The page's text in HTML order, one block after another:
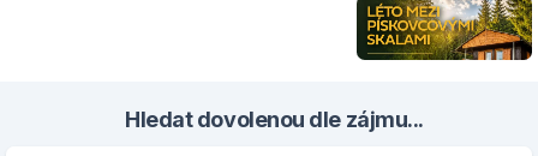
Hledat dovolenou dle zájmu...